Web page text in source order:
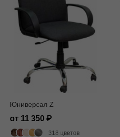
Юниверсал Z
от 11 350
318 цветов